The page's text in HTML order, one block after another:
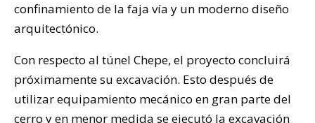
confinamiento de la faja vía y un moderno diseño
arquitectónico.
Con respecto al túnel Chepe, el proyecto concluirá
próximamente su excavación. Esto después de
utilizar equipamiento mecánico en gran parte del
cerro y en menor medida se ejecutó la excavación